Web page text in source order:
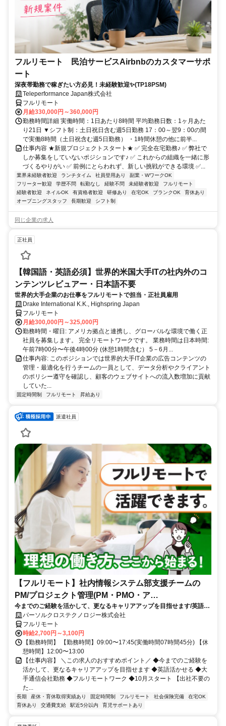
フルリモート 民泊サービスAirbnbのカスタマーサポ
ート
深夜帯勤務で稼ぎたい方必見！未経験歓迎✨(TP18PSM)
Teleperformance Japan株式会社
フルリモート
月給330,000円～360,000円
勤務時間詳細 実働時間：1日あたり8時間 平均勤務日数：1ヶ月あた
り21日 ▼シフト制：土日祝日含む週5日勤務 17：00～翌9：00の間
で実働8時間（土日祝含む週5日勤務） ・1時間休憩の他に前半...
仕事内容 ★新規プロジェクトスタート★ ✅ 完全在宅勤務♪ ✅ 弊社で
しか募集をしていないポジションです♪ ✅ これからの組織を一緒に形
づくるやりがい ✅ 前例にとらわれず、新しい挑戦ができる環境 ✅...
業界未経験者歓迎 ランチタイム 社員登用あり
副業・WワークOK
フリーター歓迎
学歴不問 転勤なし 経験不問 未経験者歓迎
フルリモート
経験者歓迎
ネイルOK 有資格者歓迎 研修あり 在宅OK ブランクOK
育休あり
オープニングスタッフ
長期歓迎 シフト制
同じ企業の求人
正社員
【韓国語・英語必須】世界的米国大手ITの社内外のコ
ンテンツレビュアー・日本語不要
世界的大手企業のお仕事をフルリモートで担当・正社員雇用
Drake International K.K., Highspring Japan
フルリモート
月給300,000円～325,000円
勤務時間・曜日: アメリカ拠点と連携し、グローバルな環境で働く正
社員を募集します。 完全リモートワークです。 業務時間は日本時間:
午前7時00分〜午後4時00分 (休憩1時間含む） 5－6月...
仕事内容: このポジションでは世界的大手IT企業の広告コンテンツの
管理・最適化を行うチームの一員として、データ分析やクライアント
のポリシー遵守を確認し、顧客のウェブサイトへの流入数増加に貢献
していた...
固定時間制 フルリモート 昇給あり
派遣社員
【フルリモート】社内情報システム部支援チームの
PM/プロジェクト管理(PM・PMO・ア
シ)_N260774362
今までのご経験を活かして、更なるキャリアアップを目指せます/英語活
かせる/大手通信会社勤務/フルリモートワーク/10月スタート
パーソルクロステクノロジー株式会社
フルリモート
時給2,700円～3,100円
【勤務時間】 【勤務時間】09:00〜17:45(実働時間07時間45分) 【休
憩時間】12:00〜13:00
【仕事内容】 ＼この求人のおすすめポイント／ ◆今までのご経験を
活かして、更なるキャリアアップを目指せます ◆英語活かせる ◆大
手通信会社勤務 ◆フルリモートワーク ◆10月スタート 【出社不要の
た...
長期 産休・育休取得実績あり 固定時間制 フルリモート 社会保険完備
在宅OK
育休あり
交通費支給 駅近5分以内 育児サポートあり